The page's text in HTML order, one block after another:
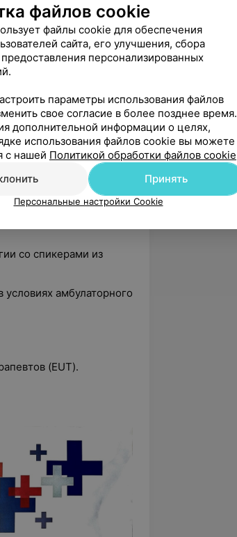
«Профпатология» в
и неотложная
«Клиническая
академия
разных
со спикерами из
амбулаторного
(EUT).
файлов cookie
файлы cookie для обеспечения
сайта, его улучшения, сбора
предоставления персонализированных
параметры использования файлов
свое согласие в более позднее время.
дополнительной информации о целях,
использования файлов cookie вы можете
с нашей Политикой обработки файлов cookie
Принять
Персональные настройки Cookie